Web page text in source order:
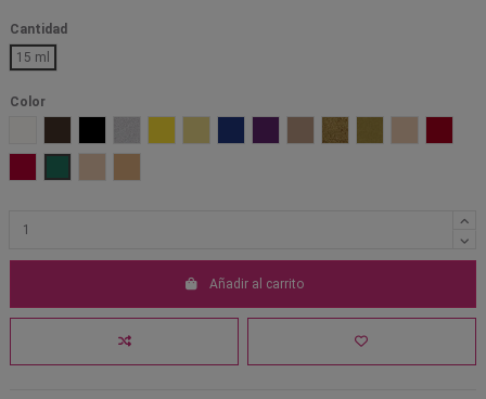
Cantidad
15 ml
Color
Marrón OAOro 705
Añadir al carrito